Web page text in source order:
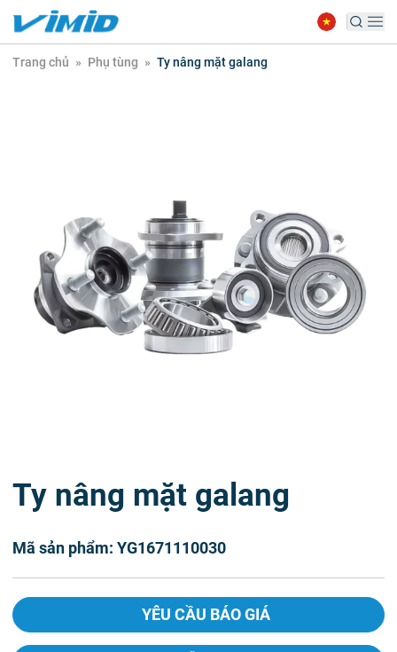
Trang chủ » Phụ tùng » Ty nâng mặt galang
Ty nâng mặt galang
Mã sản phẩm: YG1671110030
YÊU CẦU BÁO GIÁ